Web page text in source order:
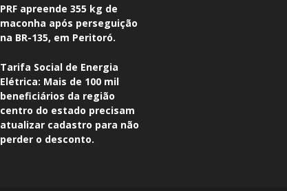
PRF apreende 355 kg de
maconha após perseguição
na BR-135, em Peritoró.
Tarifa Social de Energia
Elétrica: Mais de 100 mil
beneficiários da região
centro do estado precisam
atualizar cadastro para não
perder o desconto.